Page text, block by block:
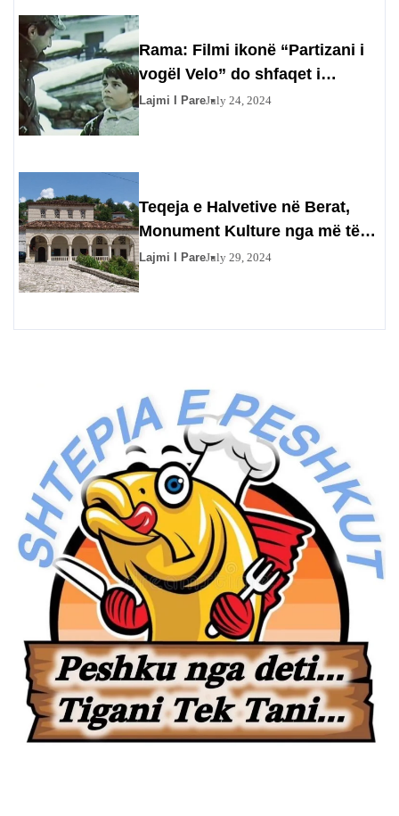
Rama: Filmi ikonë “Partizani i
vogël Velo” do shfaqet i
restauruar në teatrin e DPA-së
Lajmi I PareJuly 24, 2024
Teqeja e Halvetive në Berat,
Monument Kulture nga më të
bukurit në Ballkan
Lajmi I PareJuly 29, 2024